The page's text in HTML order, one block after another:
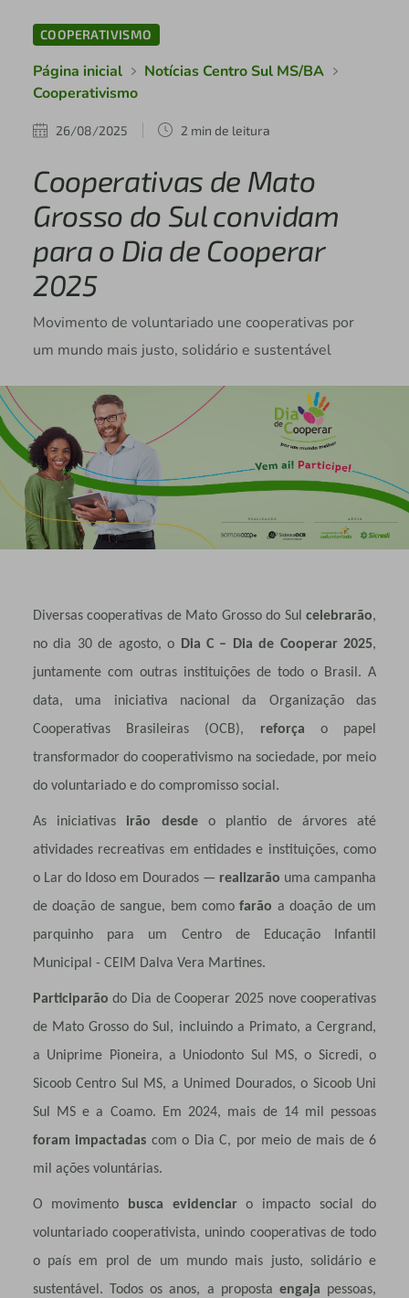
COOPERATIVISMO
Página inicial
Notícias Centro Sul MS/BA
Cooperativismo
26/08/2025 2 min de leitura
Cooperativas de Mato
Grosso do Sul convidam
para o Dia de Cooperar
2025
Movimento de voluntariado une cooperativas por
um mundo mais justo, solidário e sustentável
Diversas cooperativas de Mato Grosso do Sulcelebrarão,
no dia 30 de agosto, o
Dia C – Dia de Cooperar 2025,
juntamente com outras instituições de todo o Brasil. A
data, uma iniciativa nacional da Organização das
Cooperativas Brasileiras (OCB), reforça o papel
transformador do cooperativismo na sociedade, por meio
do voluntariado e do compromisso social.
As iniciativasirão desdeo plantio de árvores até
atividades recreativas em entidades e instituições, como
o Lar do Idoso em Dourados — realizarão uma campanha
de doação de sangue, bem comofarão a doação de um
parquinho para um Centro de Educação Infantil
Municipal - CEIM Dalva Vera Martines.
Participarão do Dia de Cooperar 2025 nove cooperativas
de Mato Grosso do Sul, incluindo a Primato, a Cergrand,
a Uniprime Pioneira, a Uniodonto Sul MS, o Sicredi, o
Sicoob Centro Sul MS, a Unimed Dourados, o Sicoob Uni
Sul MS e a Coamo. Em 2024, mais de 14 mil pessoas
foram impactadas com o Dia C, por meio de mais de 6
mil ações voluntárias.
O movimento busca evidenciaro impacto social do
voluntariado cooperativista, unindo cooperativas de todo
o país em prol de um mundo mais justo, solidário e
sustentável. Todos os anos, a proposta engaja pessoas,